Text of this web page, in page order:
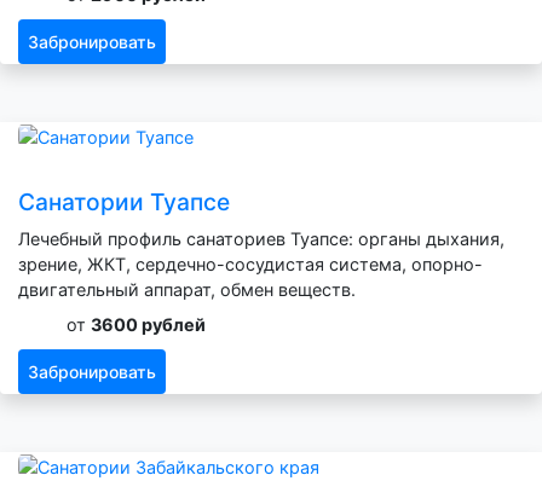
Забронировать
Санатории Туапсе
Лечебный профиль санаториев Туапсе: органы дыхания,
зрение, ЖКТ, сердечно-сосудистая система, опорно-
двигательный аппарат, обмен веществ.
от 3600 рублей
Забронировать